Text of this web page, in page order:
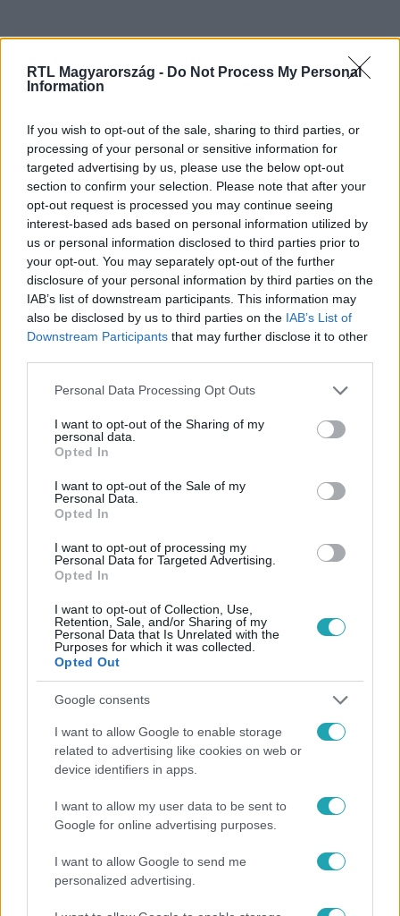
RTL Magyarország - Do Not Process My Personal
Information
If you wish to opt-out of the sale, sharing to third parties, or
processing of your personal or sensitive information for
targeted advertising by us, please use the below opt-out
section to confirm your selection. Please note that after your
opt-out request is processed you may continue seeing
interest-based ads based on personal information utilized by
us or personal information disclosed to third parties prior to
your opt-out. You may separately opt-out of the further
disclosure of your personal information by third parties on the
IAB’s list of downstream participants. This information may
also be disclosed by us to third parties on the IAB’s List of
Downstream Participants that may further disclose it to other
Please note that this website/app uses one or more Google
not limited to your visit or usage behaviour. You may click to
grant or deny consent to Google and its third-party tags to
use your data for below specified purposes in below Google
consent section.
Personal Data Processing Opt Outs
I want to opt-out of the Sharing of my
personal data.
Opted In
I want to opt-out of the Sale of my
Personal Data.
Opted In
I want to opt-out of processing my
Personal Data for Targeted Advertising.
Opted In
I want to opt-out of Collection, Use,
Retention, Sale, and/or Sharing of my
Personal Data that Is Unrelated with the
Purposes for which it was collected.
Opted Out
Google consents
I want to allow Google to enable storage
related to advertising like cookies on web or
device identifiers in apps.
I want to allow my user data to be sent to
Google for online advertising purposes.
I want to allow Google to send me
personalized advertising.
Itt állítsd be, hogy az RTL.hu az elsők között
legyen a Google-találatokban!
Kövess minket, és értesülj a friss hírekről a
Facebookon is!
Követem
A LEGJOBB AJÁNLAT
A LEGJOBB AJÁNLAT VISSZANÉZÉS RTL MŰSOR ONLINE
Népszerű